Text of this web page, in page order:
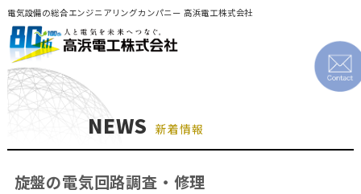
電気設備の総合エンジニアリングカンパニー 高浜電工株式会社
NEWS 新着情報
旋盤の電気回路調査・修理